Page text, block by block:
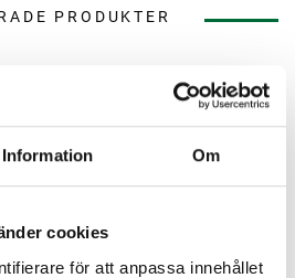
Information Om
cookies
för att anpassa innehållet
PRODUKTER